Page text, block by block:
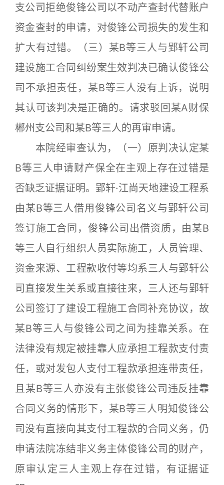
支公司拒绝俊锋公司以不动产查封代替账户
资金查封的申请，对俊锋公司损失的发生和
扩大有过错。（三）某B等三人与郢轩公司
建设施工合同纠纷案生效判决已确认俊锋公
司不承担责任，某B等三人没有上诉，说明
其认可该判决是正确的。请求驳回某A财保
郴州支公司和某B等三人的再审申请。
本院经审查认为，（一）原判决认定某
B等三人申请财产保全在主观上存在过错是
否缺乏证据证明。郢轩·江尚天地建设工程系
由某B等三人借用俊锋公司名义与郢轩公司
签订施工合同，俊锋公司出借资质，由某B
等三人自行组织人员实际施工，人员管理、
资金来源、工程款收付等均系三人与郢轩公
司直接发生关系或直接往来，三人还与郢轩
公司签订了建设工程施工合同补充协议，故
某B等三人与俊锋公司之间为挂靠关系。在
法律没有规定被挂靠人应承担工程款支付责
任，或对发包人支付工程款承担连带责任，
且某B等三人亦没有主张俊锋公司违反挂靠
合同义务的情形下，某B等三人明知俊锋公
司没有直接向其支付工程款的合同义务，仍
申请法院冻结非义务主体俊锋公司的财产，
原审认定三人主观上存在过错，有证据证